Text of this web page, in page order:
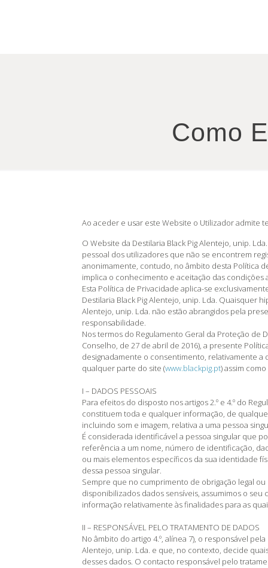
Como
Ao aceder e usar este Website o Utilizador
O Website da Destilaria Black Pig Alentejo, unip.
pessoal dos utilizadores que não se encontrem
anonimamente, contudo, no âmbito desta Política
implica o conhecimento e aceitação das
Esta Política de Privacidade aplica-se
Destilaria Black Pig Alentejo, unip. Lda. Quaisquer
Alentejo, unip. Lda. não estão abrangidos pela
responsabilidade.
Nos termos do Regulamento Geral da Proteção de
Conselho, de 27 de abril de 2016), a presente
designadamente o consentimento, relativamente
qualquer parte do site (www.blackpig.pt) assim
I – DADOS PESSOAIS
Para efeitos do disposto nos artigos 2.º e 4.º do
constituem toda e qualquer informação, de
incluindo som e imagem, relativa a uma pessoa
É considerada identificável a pessoa singular que
referência a um nome, número de identificação,
ou mais elementos específicos da sua identidade
dessa pessoa singular.
Sempre que no cumprimento de obrigação legal
disponibilizados dados sensíveis, assumimos o
informação relativamente às finalidades para as
II – RESPONSÁVEL PELO TRATAMENTO DE DADOS
No âmbito do artigo 4.º, alínea 7), o responsável
Alentejo, unip. Lda. e que, no contexto, decide
desses dados. O contacto responsável pelo